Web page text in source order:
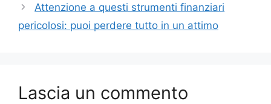
Attenzione a questi strumenti finanziari
pericolosi: puoi perdere tutto in un attimo
Lascia un commento